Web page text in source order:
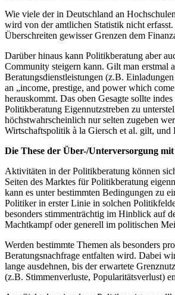
Wie viele der in Deutschland an
wird von der amtlichen Statistik nicht
Überschreiten gewisser Grenzen dem
Darüber hinaus kann Politikberatung aber
Community steigern kann. Gilt man erstmal
Beratungsdienstleistungen (z.B.
an „income, prestige, and power which
herauskommt. Das oben Gesagte sollte
Politikberatung Eigennutzstreben zu
höchstwahrscheinlich nur selten zugeben
Wirtschaftspolitik à la Giersch et al. gilt,
Die These der Über-/Unterversorgung
Aktivitäten in der Politikberatung können
Seiten des Marktes für Politikberatung
kann es unter bestimmten Bedingungen zu
Politiker in erster Linie in solchen
besonders stimmenträchtig im Hinblick auf
Machtkampf oder generell im politischen
Werden bestimmte Themen als besonders
Beratungsnachfrage entfalten wird. Dabei
lange ausdehnen, bis der erwartete
(z.B. Stimmenverluste, Popularitätsverlust)